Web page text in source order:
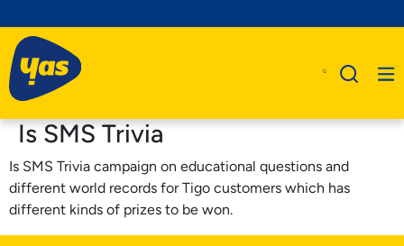
A Propos De Nous
Produits
Is SMS Trivia
Is SMS Trivia campaign on educational questions and
different world records for Tigo customers which has
different kinds of prizes to be won.